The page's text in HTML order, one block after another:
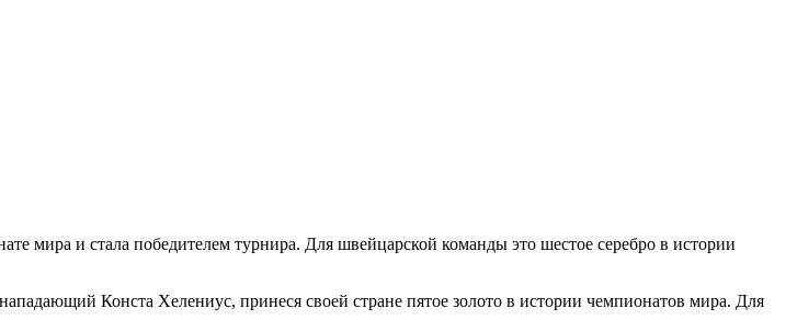
мира и стала победителем турнира. Для швейцарской команды это шестое серебро в истории
Конста Хелениус, принеся своей стране пятое золото в истории чемпионатов мира. Для